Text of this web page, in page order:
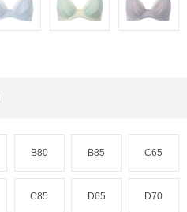
B80 B85 C65
C85 D65 D70